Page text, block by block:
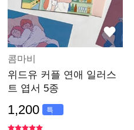
콤마비
위드유 커플 연애 일러스
트 엽서 5종
1,200
특
가